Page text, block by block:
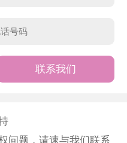
联系我们
问题，请速与我们联系